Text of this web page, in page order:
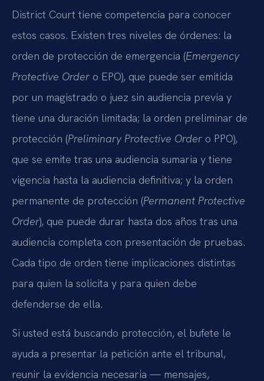
District Court tiene competencia para conocer
estos casos. Existen tres niveles de órdenes: la
orden de protección de emergencia (Emergency
Protective Order o EPO), que puede ser emitida
por un magistrado o juez sin audiencia previa y
tiene una duración limitada; la orden preliminar de
protección (Preliminary Protective Order o PPO),
que se emite tras una audiencia sumaria y tiene
vigencia hasta la audiencia definitiva; y la orden
permanente de protección (Permanent Protective
Order), que puede durar hasta dos años tras una
audiencia completa con presentación de pruebas.
Cada tipo de orden tiene implicaciones distintas
para quien la solicita y para quien debe
defenderse de ella.
Si usted está buscando protección, el bufete le
ayuda a presentar la petición ante el tribunal,
reunir la evidencia necesaria — mensajes,